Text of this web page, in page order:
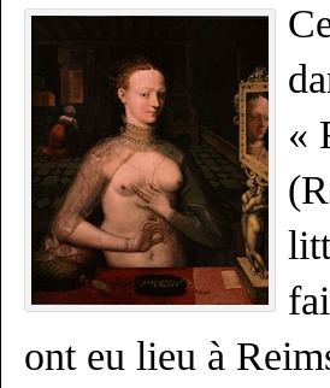
«
ont eu lieu à